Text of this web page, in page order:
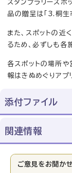
スタンプラリースポ
品の贈呈は「3.桐生
また、スポットの近
るため、必ずしも各
各スポットの場所や
報はきぬめぐりアプ
添付ファイル
関連情報
ご意見をお聞か